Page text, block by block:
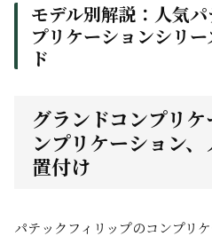
モデル別解説：人気
プリケーションシリ
ド
グランドコンプリ
ンプリケーション
置付け
パテックフィリップのコンプリ